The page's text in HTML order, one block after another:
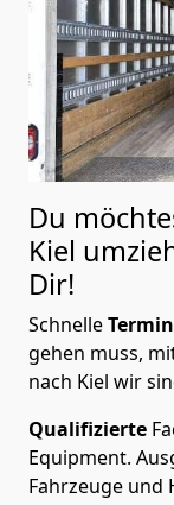
Du
Kiel
Dir!
Schnelle
gehen muss,
nach Kiel wir
Qualifizierte
Equipment.
Fahrzeuge und